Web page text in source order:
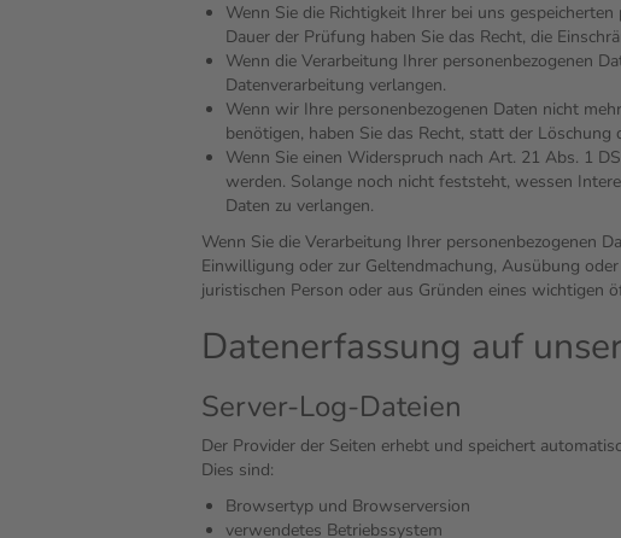
Wenn Sie die Richtigkeit Ihrer bei uns
Dauer der Prüfung haben Sie das Recht, die
Wenn die Verarbeitung Ihrer personenbezogenen
Datenverarbeitung verlangen.
Wenn wir Ihre personenbezogenen Daten nicht
benötigen, haben Sie das Recht, statt der
Wenn Sie einen Widerspruch nach Art. 21 Abs. 1
werden. Solange noch nicht feststeht, wessen
Daten zu verlangen.
Wenn Sie die Verarbeitung Ihrer personenbezogenen
Einwilligung oder zur Geltendmachung, Ausübung
juristischen Person oder aus Gründen eines wichtigen
Datenerfassung auf
Server-Log-Dateien
Der Provider der Seiten erhebt und speichert
Dies sind:
Browsertyp und Browserversion
verwendetes Betriebssystem